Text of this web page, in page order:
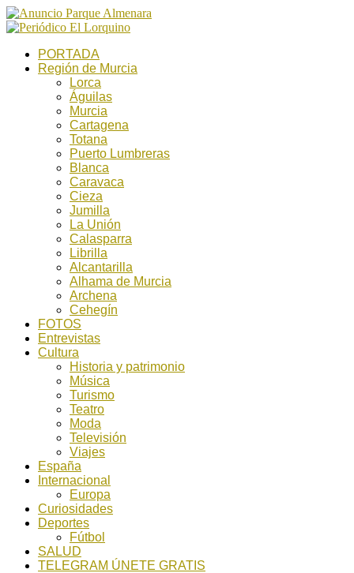
PORTADA
Región de Murcia
Lorca
Águilas
Murcia
Cartagena
Totana
Puerto Lumbreras
Blanca
Caravaca
Cieza
Jumilla
La Unión
Calasparra
Librilla
Alcantarilla
Alhama de Murcia
Archena
Cehegín
FOTOS
Entrevistas
Cultura
Historia y patrimonio
Música
Turismo
Teatro
Moda
Televisión
Viajes
España
Internacional
Europa
Curiosidades
Deportes
Fútbol
SALUD
TELEGRAM ÚNETE GRATIS